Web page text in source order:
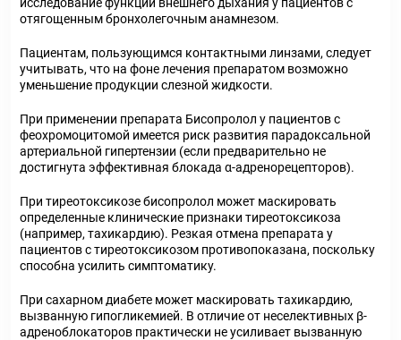
отягощенным бронхолегочным анамнезом.
Пациентам, пользующимся контактными линзами, следует
учитывать, что на фоне лечения препаратом возможно
уменьшение продукции слезной жидкости.
При применении препарата Бисопролол у пациентов с
феохромоцитомой имеется риск развития парадоксальной
артериальной гипертензии (если предварительно не
достигнута эффективная блокада α-адренорецепторов).
При тиреотоксикозе бисопролол может маскировать
определенные клинические признаки тиреотоксикоза
(например, тахикардию). Резкая отмена препарата у
пациентов с тиреотоксикозом противопоказана, поскольку
способна усилить симптоматику.
При сахарном диабете может маскировать тахикардию,
вызванную гипогликемией. В отличие от неселективных β-
адреноблокаторов практически не усиливает вызванную